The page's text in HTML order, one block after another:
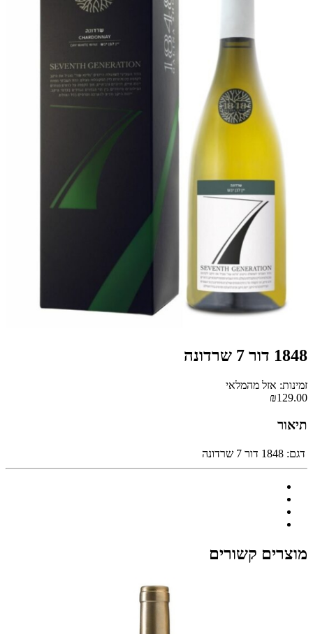
1848 דור 7 שרדונה
זמינות: אזל מהמלאי
₪129.00
תיאור
דגם: 1848 דור 7 שרדונה
מוצרים קשורים